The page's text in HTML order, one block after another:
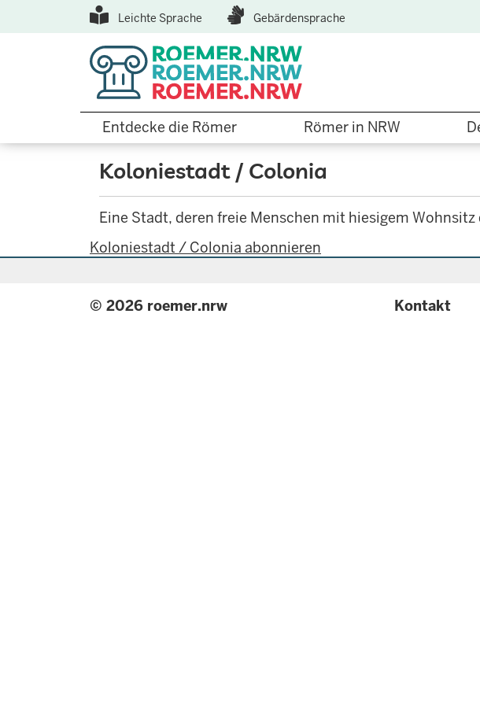
Top
Menu
Leichte Sprache Gebärdensprache
Hauptnavigation
Entdecke die Römer Römer in NRW
Koloniestadt / Colonia
Eine Stadt, deren freie Menschen mit hiesigem
Koloniestadt / Colonia abonnieren
© 2026 roemer.nrw Kontakt